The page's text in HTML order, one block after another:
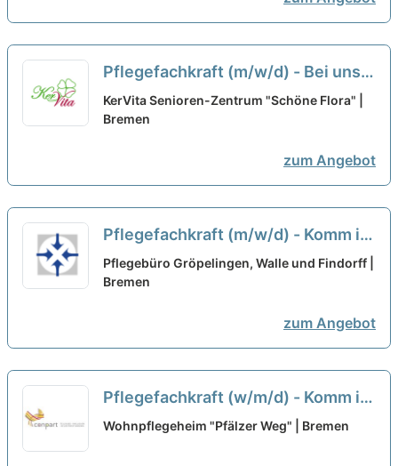
Pflegefachkraft (m/w/d) - Bei uns
kannst Du Dich geborgen fühlen!
neu
KerVita Senioren-Zentrum "Schöne Flora" |
Bremen
zum Angebot
Pflegefachkraft (m/w/d) - Komm in
unser kleines Team! neu
Pflegebüro Gröpelingen, Walle und Findorff |
Bremen
zum Angebot
Pflegefachkraft (w/m/d) - Komm in
unser Team! neu
Wohnpflegeheim "Pfälzer Weg" | Bremen